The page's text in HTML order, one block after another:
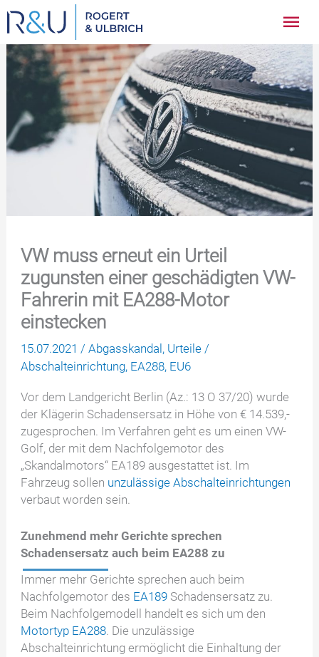
Zum
Inhalt
springen
VW muss erneut ein Urteil
zugunsten einer geschädigten VW-
Fahrerin mit EA288-Motor
einstecken
15.07.2021/Abgasskandal , Urteile /
Abschalteinrichtung, EA288, EU6
Vor dem Landgericht Berlin (Az.: 13 O 37/20) wurde
der Klägerin Schadensersatz in Höhe von € 14.539,-
zugesprochen. Im Verfahren geht es um einen VW-
Golf, der mit dem Nachfolgemotor des
„Skandalmotors“ EA189 ausgestattet ist. Im
Fahrzeug sollen unzulässige Abschalteinrichtungen
verbaut worden sein.
Zunehmend mehr Gerichte sprechen
Schadensersatz auch beim EA288 zu
Immer mehr Gerichte sprechen auch beim
Nachfolgemotor des EA189 Schadensersatz zu.
Beim Nachfolgemodell handelt es sich um den
Motortyp EA288. Die unzulässige
Abschalteinrichtung ermöglicht die Einhaltung der